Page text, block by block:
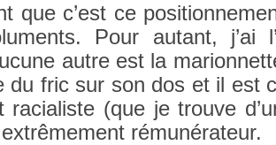
que c’est ce
Pour autant, j’ai
autre est la
du fric sur son dos et il est
racialis­te (que je trouve
rémunérateur.